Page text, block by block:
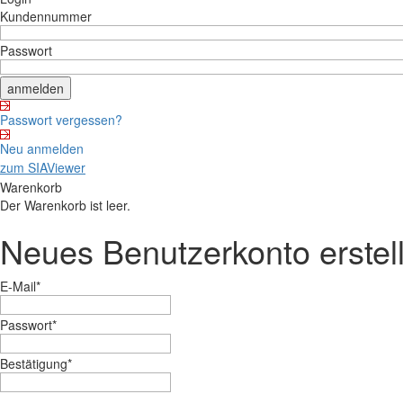
Kundennummer
Passwort
Passwort vergessen?
Neu anmelden
zum SIAViewer
Warenkorb
Der Warenkorb ist leer.
Neues Benutzerkonto
E-Mail*
Passwort*
Bestätigung*